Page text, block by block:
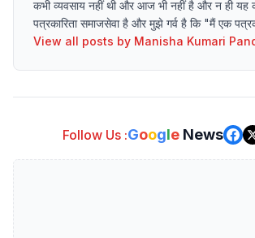
कभी व्यवसाय नहीं थी और आज भी नहीं है और न ही यह
पत्रकारिता समाजसेवा है और मुझे गर्व है कि "मैं एक
View all posts by Manisha Kumari
Follow Us :Google News